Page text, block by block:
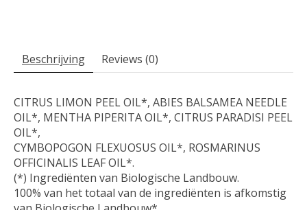
Beschrijving Reviews (0)
CITRUS LIMON PEEL OIL*, ABIES BALSAMEA NEEDLE
OIL*, MENTHA PIPERITA OIL*, CITRUS PARADISI PEEL
OIL*,
CYMBOPOGON FLEXUOSUS OIL*, ROSMARINUS
OFFICINALIS LEAF OIL*.
(*) Ingrediënten van Biologische Landbouw.
100% van het totaal van de ingrediënten is afkomstig